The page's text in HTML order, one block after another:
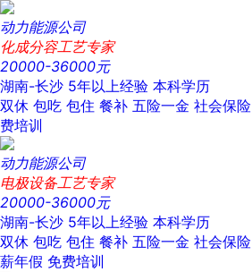
动力能源公司
化成分容工艺专家
20000-36000元
湖南-长沙 5年以上经验 本科学历
双休 包吃 包住 餐补 五险一金 社会保险
费培训
动力能源公司
电极设备工艺专家
20000-36000元
湖南-长沙 5年以上经验 本科学历
双休 包吃 包住 餐补 五险一金 社会保险
薪年假 免费培训